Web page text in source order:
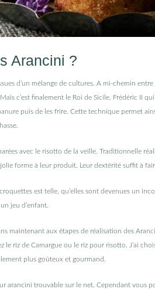
Arancini ?
d’un mélange de cultures. A mi-chemin
c’est finalement le Roi de Sicile, Frédéric II
puis de les frire. Cette technique permet
avec le risotto de la veille. Traditionnelle
forme à leur produit. Leur dextérité suffit à
est telle, qu’elles sont devenues un
jeu d’enfant.
maintenant aux étapes de réalisation des
riz de Camargue ou le riz pour risotto. J’ai
plus goûteux et gourmand.
arancini trouvable sur le net. Cependant vous